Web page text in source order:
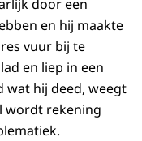
door een
en hij maakte
vuur bij te
en liep in een
wat hij deed, weegt
wordt rekening